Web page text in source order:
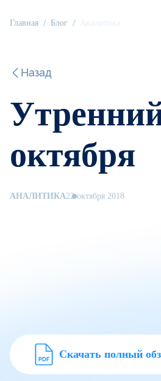
Главная Блог Аналитика
Назад
октября
АНАЛИТИКА22 октября 2018
Скачать полный